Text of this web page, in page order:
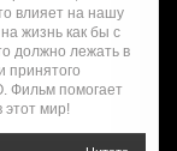
влияет на нашу
жизнь как бы с
должно лежать в
принятого
Фильм помогает
этот мир!